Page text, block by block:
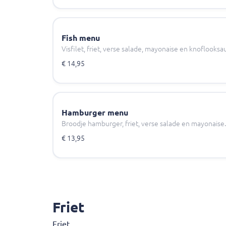
Fish menu
Visfilet, friet, verse salade, mayonaise en
€ 14,95
Hamburger menu
Broodje hamburger, friet, verse salade en mayonaise.
€ 13,95
Friet
Friet